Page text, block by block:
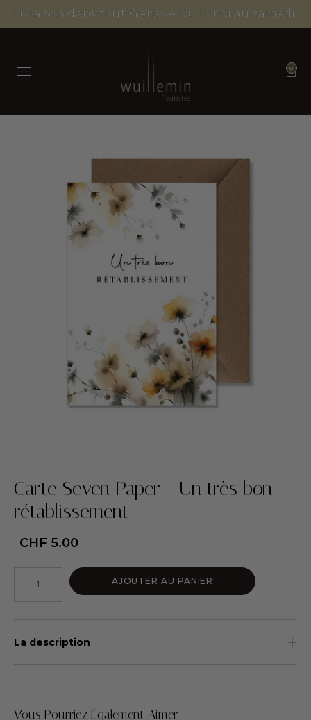
Livraison dans tout Genève du lundi au samedi.
0
Carte Seven Paper - Un très bon
rétablissement
CHF 5.00
AJOUTER AU PANIER
La description
Vous Pourriez Également Aimer